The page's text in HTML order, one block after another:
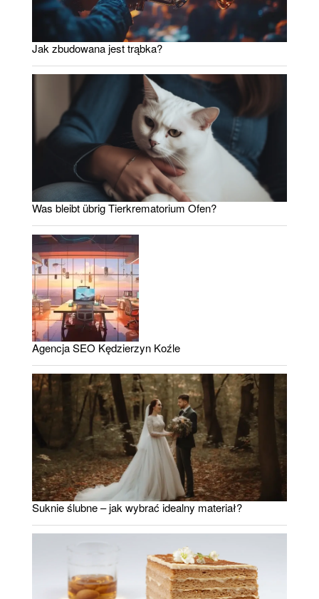
Jak zbudowana jest trąbka?
Was bleibt übrig Tierkrematorium Ofen?
Agencja SEO Kędzierzyn Koźle
Suknie ślubne – jak wybrać idealny materiał?